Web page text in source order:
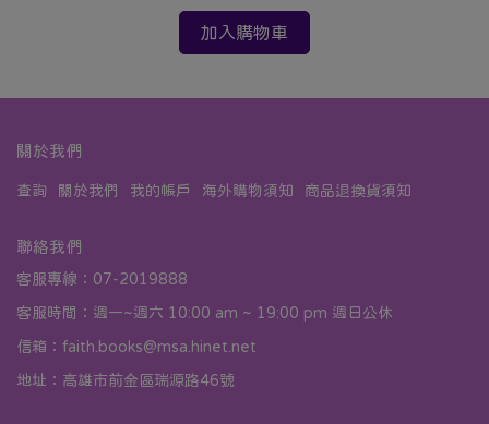
加入購物車
關於我們
查詢 關於我們 我的帳戶 海外購物須知 商品退換貨須知
聯絡我們
客服專線：07-2019888
客服時間：週一~週六 10:00 am ~ 19:00 pm 週日公休
信箱：faith.books@msa.hinet.net
地址：高雄市前金區瑞源路46號